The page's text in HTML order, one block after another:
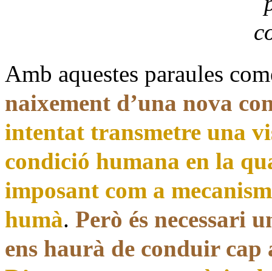
Amb aquestes paraules
naixement d’una nova
intentat transmetre una
condició humana en la
imposant com a
humà. Però és necessari
ens haurà de conduir cap